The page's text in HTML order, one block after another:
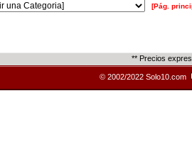
[Pág.
** Precios
© 2002/2022 Solo10.com